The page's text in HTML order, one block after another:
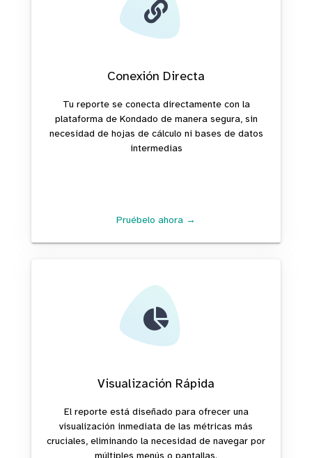
Conexión Directa
Tu reporte se conecta directamente con la
plataforma de Kondado de manera segura, sin
necesidad de hojas de cálculo ni bases de datos
intermedias
Pruébelo ahora →
Visualización Rápida
El reporte está diseñado para ofrecer una
visualización inmediata de las métricas más
cruciales, eliminando la necesidad de navegar por
múltiples menús o pantallas.